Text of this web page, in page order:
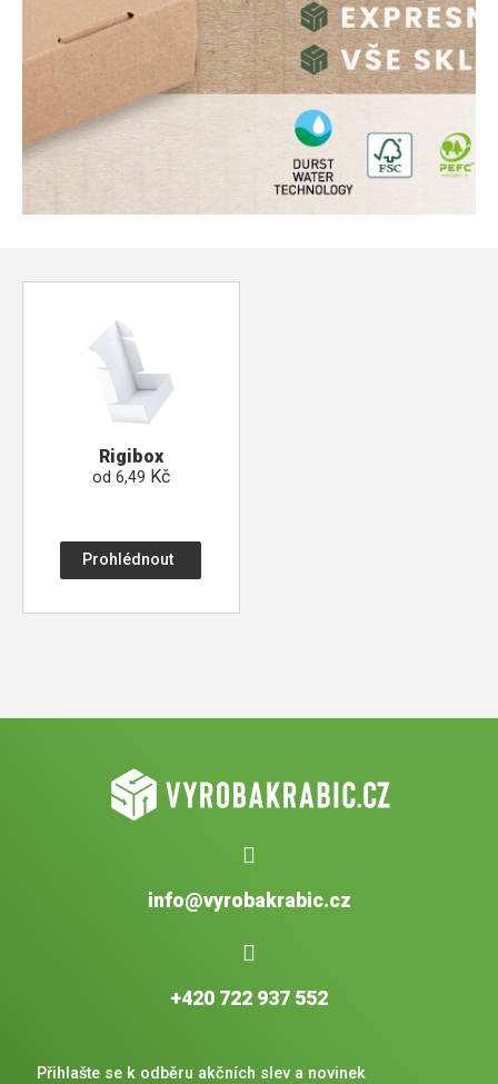
Rigibox
od 6,49 Kč
Prohlédnout
info@vyrobakrabic.cz
+420 722 937 552
Přihlašte se k odběru akčních slev a novinek